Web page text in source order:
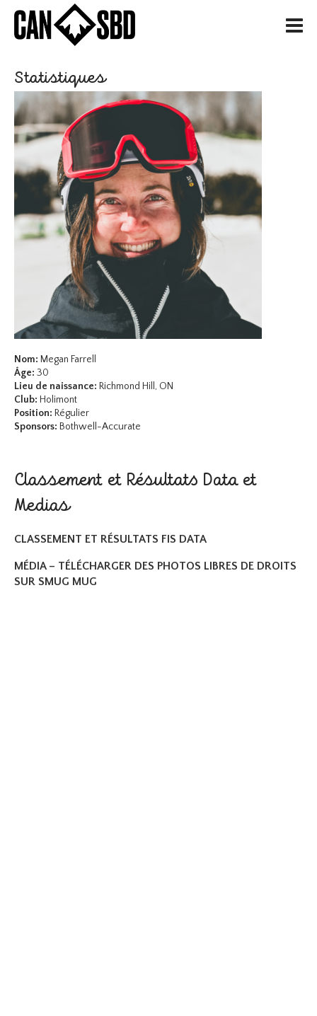
H
Statistiques
Nom: Megan Farrell
Âge: 30
Lieu de naissance: Richmond Hill, ON
Club: Holimont
Position: Régulier
Sponsors: Bothwell-Accurate
Classement et Résultats Data et
Medias
CLASSEMENT ET RÉSULTATS FIS DATA
MÉDIA – TÉLÉCHARGER DES PHOTOS LIBRES DE DROITS
SUR SMUG MUG